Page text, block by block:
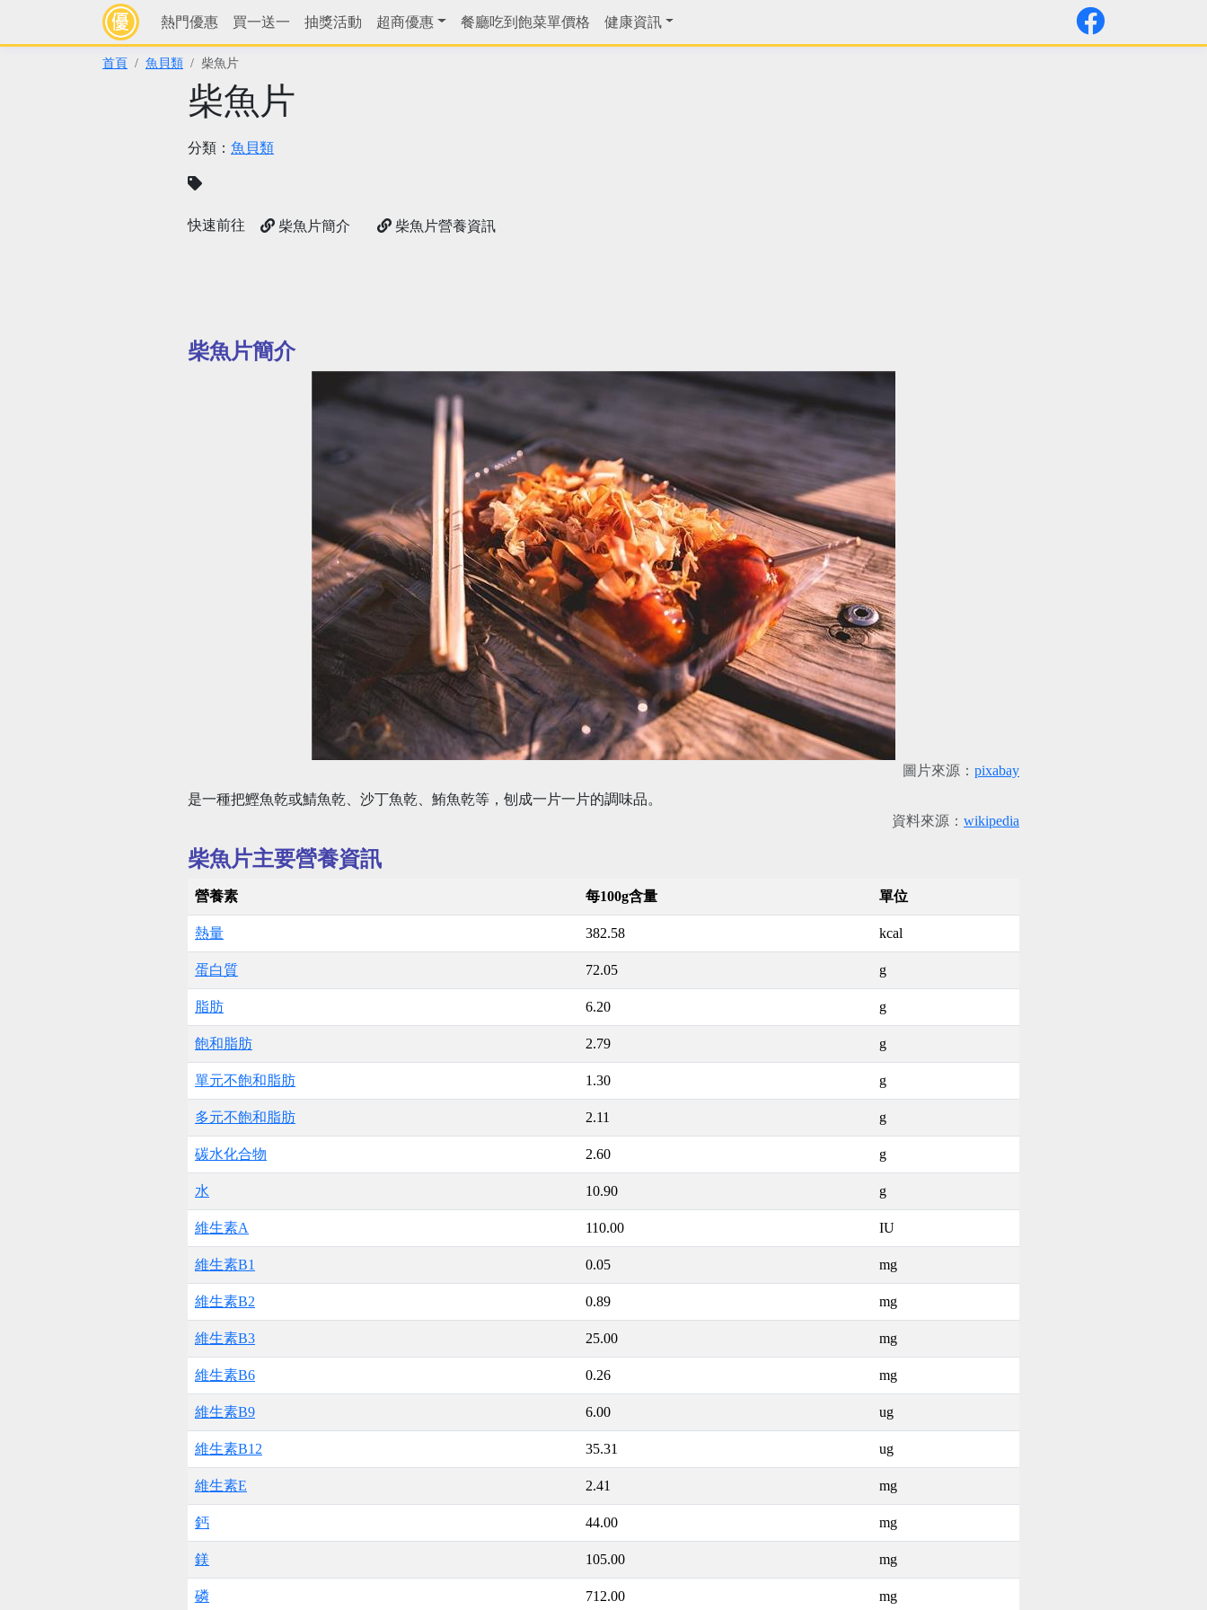
熱門優惠 買一送一 抽獎活動 超商優惠 餐廳吃到飽菜單價格 健康資訊
首頁 魚貝類 柴魚片
柴魚片
分類： 魚貝類
快速前往 柴魚片簡介 柴魚片營養資訊
柴魚片簡介
圖片來源： pixabay
是一種把鰹魚乾或鯖魚乾、沙丁魚乾、鮪魚乾等，刨成一片一片的調味品。
資料來源： wikipedia
柴魚片主要營養資訊
營養素 每100g含量 單位
熱量 382.58 kcal
蛋白質 72.05 g
脂肪 6.20 g
飽和脂肪 2.79 g
單元不飽和脂肪 1.30 g
多元不飽和脂肪 2.11 g
碳水化合物 2.60 g
水 10.90 g
維生素A 110.00 IU
維生素B1 0.05 mg
維生素B2 0.89 mg
維生素B3 25.00 mg
維生素B6 0.26 mg
維生素B9 6.00 ug
維生素B12 35.31 ug
維生素E 2.41 mg
鈣 44.00 mg
鎂 105.00 mg
磷 712.00 mg